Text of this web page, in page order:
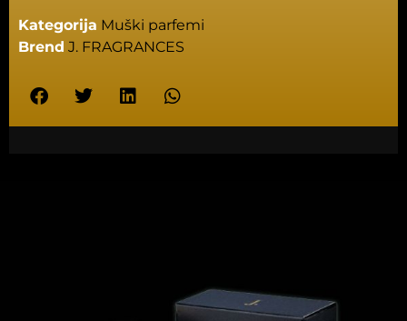
Kategorija Muški parfemi
Brend J. FRAGRANCES